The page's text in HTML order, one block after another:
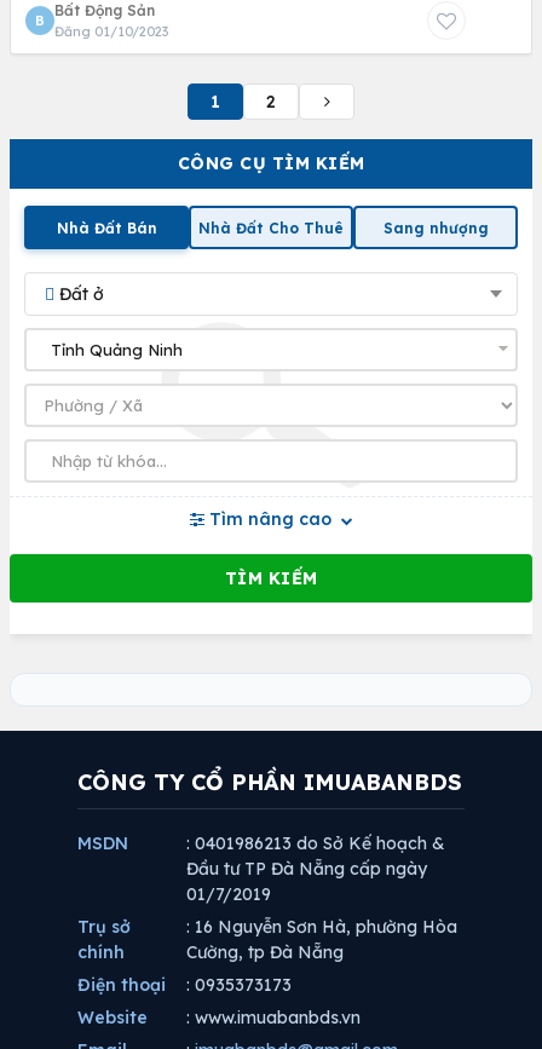
CÔNG CỤ TÌM KIẾM
Nhà Đất Bán Nhà Đất Cho Thuê Sang nhượng
Đất ở
Tìm nâng cao
B
Bất Động Sản
Đăng 01/10/2023
1 2
CÔNG TY CỔ PHẦN IMUABANBDS
MSDN
: 0401986213 do Sở Kế hoạch &
Đầu tư TP Đà Nẵng cấp ngày
01/7/2019
Trụ sở
chính
: 16 Nguyễn Sơn Hà, phường Hòa
Cường, tp Đà Nẵng
Điện thoại
: 0935373173
Website
: www.imuabanbds.vn